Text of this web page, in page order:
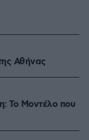
Αθήνας
Το Mοντέλο που